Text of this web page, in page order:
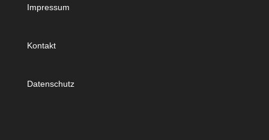
Impressum
Kontakt
Datenschutz